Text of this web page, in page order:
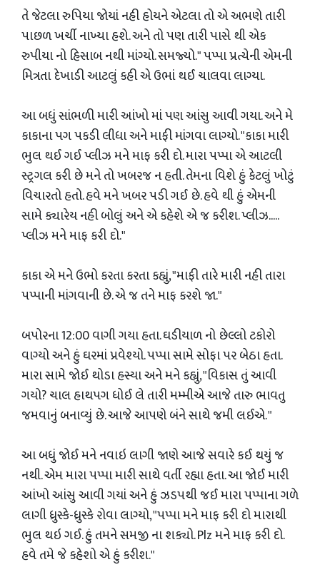
તે જેટલા રુપિયા જોયાં નહી હોયને એટલા તો એ અભણે તારી
પાછળ ખર્ચી નાખ્યા હશે. અને તો પણ તારી પાસે થી એક
રુપીયા નો હિસાબ નથી માંગ્યો. સમજ્યો." પપ્પા પ્રત્યેની એમની
મિત્રતા દેખાડી આટલું કહી એ ઉભાં થઈ ચાલવા લાગ્યા.
આ બધું સાંભળી મારી આંખો માં પણ આંસુ આવી ગયા. અને મે
કાકાના પગ પકડી લીધા અને માફી માંગવા લાગ્યો. "કાકા મારી
ભુલ થઈ ગઈ પ્લીઝ મને માફ કરી દો. મારા પપ્પા એ આટલી
સ્ટ્રગલ કરી છે મને તો ખબરજ ન હતી. તેમના વિશે હું કેટલું ખોટું
વિચારતો હતો. હવે મને ખબર પડી ગઈ છે. હવે થી હું એમની
સામે ક્યારેય નહી બોલું અને એ કહેશે એ જ કરીશ. પ્લીઝ.....
પ્લીઝ મને માફ કરી દો."
કાકા એ મને ઉભો કરતા કરતા કહ્યું, "માફી તારે મારી નહી તારા
પપ્પાની માંગવાની છે. એ જ તને માફ કરશે જા."
બપોરના 12:00 વાગી ગયા હતા. ઘડીયાળ નો છેલ્લો ટકોરો
વાગ્યો અને હું ઘરમાં પ્રવેશ્યો. પપ્પા સામે સોફા પર બેઠા હતા.
મારા સામે જોઈ થોડા હસ્યા અને મને કહ્યું, "વિકાસ તું આવી
ગયો? ચાલ હાથપગ ધોઈ લે તારી મમ્મીએ આજે તારુ ભાવતુ
જમવાનું બનાવ્યું છે. આજે આપણે બંને સાથે જમી લઈએ. "
આ બધું જોઈ મને નવાઇ લાગી જાણે આજે સવારે કઈ થયું જ
નથી. એમ મારા પપ્પા મારી સાથે વર્તી રહ્યા હતા. આ જોઈ મારી
આંખો આંસુ આવી ગયાં અને હું ઝડપથી જઈ મારા પપ્પાના ગળે
લાગી ધ્રુસ્કે-ધ્રુસ્કે રોવા લાગ્યો, "પપ્પા મને માફ કરી દો મારાથી
ભુલ થઇ ગઈ. હું તમને સમજી ના શક્યો. Plz મને માફ કરી દો.
હવે તમે જે કહેશો એ હું કરીશ."